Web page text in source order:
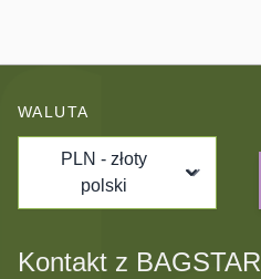
WALUTA
PLN - złoty
polski
Kontakt z BAGSTAR